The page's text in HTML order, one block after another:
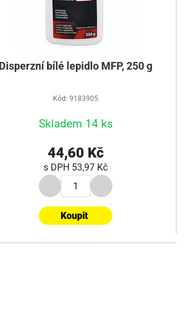
Disperzní bílé lepidlo MFP, 250 g
Kód: 9183905
Skladem 14 ks
44,60 Kč
s DPH 53,97 Kč
Koupit